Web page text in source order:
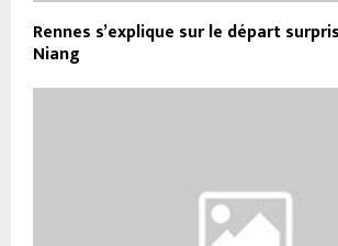
Rennes s’explique sur le départ
Niang